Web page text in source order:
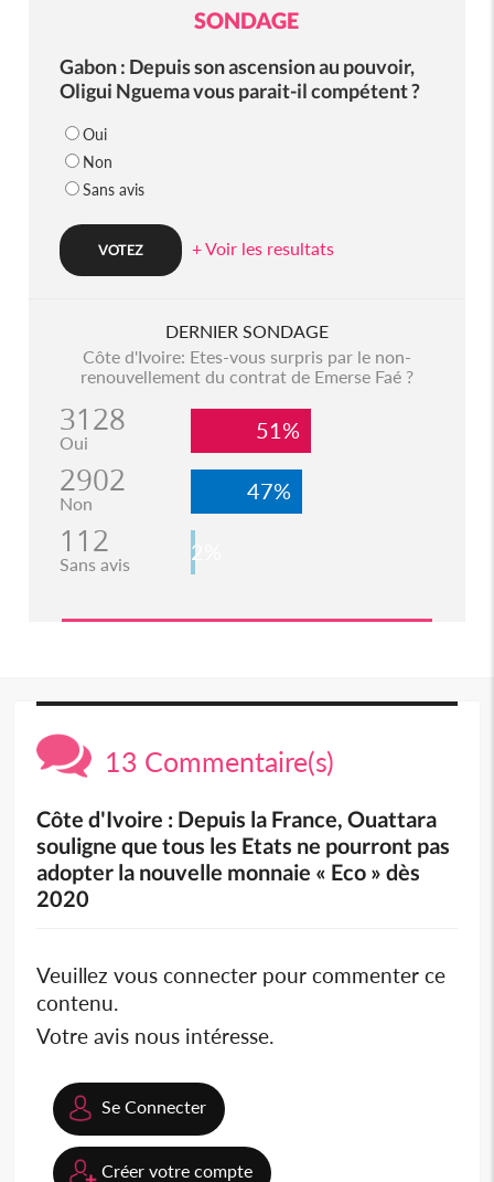
SONDAGE
Gabon : Depuis son ascension au pouvoir,
Oligui Nguema vous parait-il compétent ?
Oui
Non
Sans avis
+ Voir les resultats
DERNIER SONDAGE
Côte d'Ivoire: Etes-vous surpris par le non-
renouvellement du contrat de Emerse Faé ?
3128
Oui 51%
2902
Non 47%
112
Sans avis 2%
13 Commentaire(s)
Côte d'Ivoire : Depuis la France, Ouattara
souligne que tous les Etats ne pourront pas
adopter la nouvelle monnaie « Eco » dès
2020
Veuillez vous connecter pour commenter ce
contenu.
Votre avis nous intéresse.
Se Connecter
Créer votre compte